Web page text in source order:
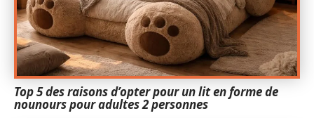
Top 5 des raisons d’opter pour un lit en forme de
nounours pour adultes 2 personnes